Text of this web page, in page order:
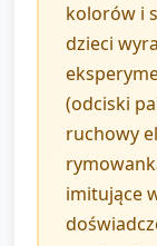
kolorów i
dzieci
(odciski
ruchowy
imitujące